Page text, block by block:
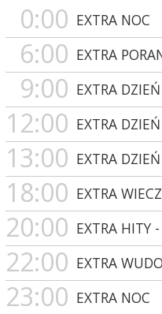
0:00 EXTRA NOC
6:00 EXTRA
9:00 EXTRA DZIEŃ
12:00 EXTRA DZIEŃ
13:00 EXTRA DZIEŃ
18:00 EXTRA
20:00 EXTRA HITY
22:00 EXTRA
23:00 EXTRA NOC